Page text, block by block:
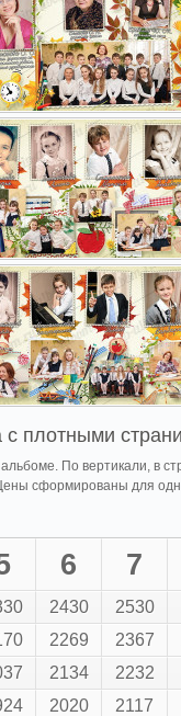
плотными
По вертикали, в
сформированы для
6 7
2430 2530
2269 2367
2134 2232
2020 2117